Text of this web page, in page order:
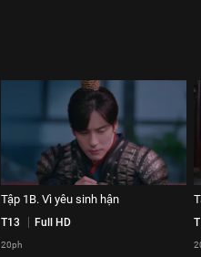
Tập 1B. Vì yêu sinh hận
T13 Full HD
20ph